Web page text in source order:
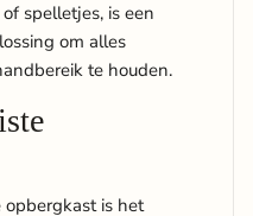
spelletjes, is een
om alles
te houden.
is het